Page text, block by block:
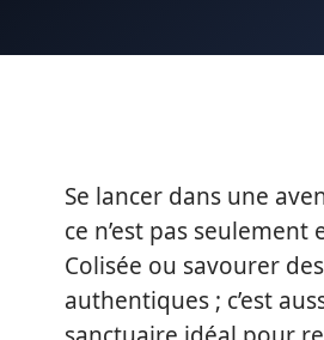
Se lancer dans une
ce n’est pas seulement
Colisée ou savourer
authentiques ; c’est